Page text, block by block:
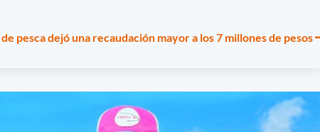
pesca dejó una recaudación mayor a los 7 millones de pesos